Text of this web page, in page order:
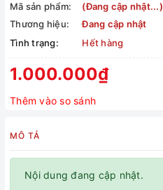
Mã sản phẩm:
(Đang cập nhật...)
Thương hiệu:
Đang cập nhật
Tình trạng:
Hết hàng
1.000.000₫
Thêm vào so sánh
MÔ TẢ
Nội dung đang cập nhật.